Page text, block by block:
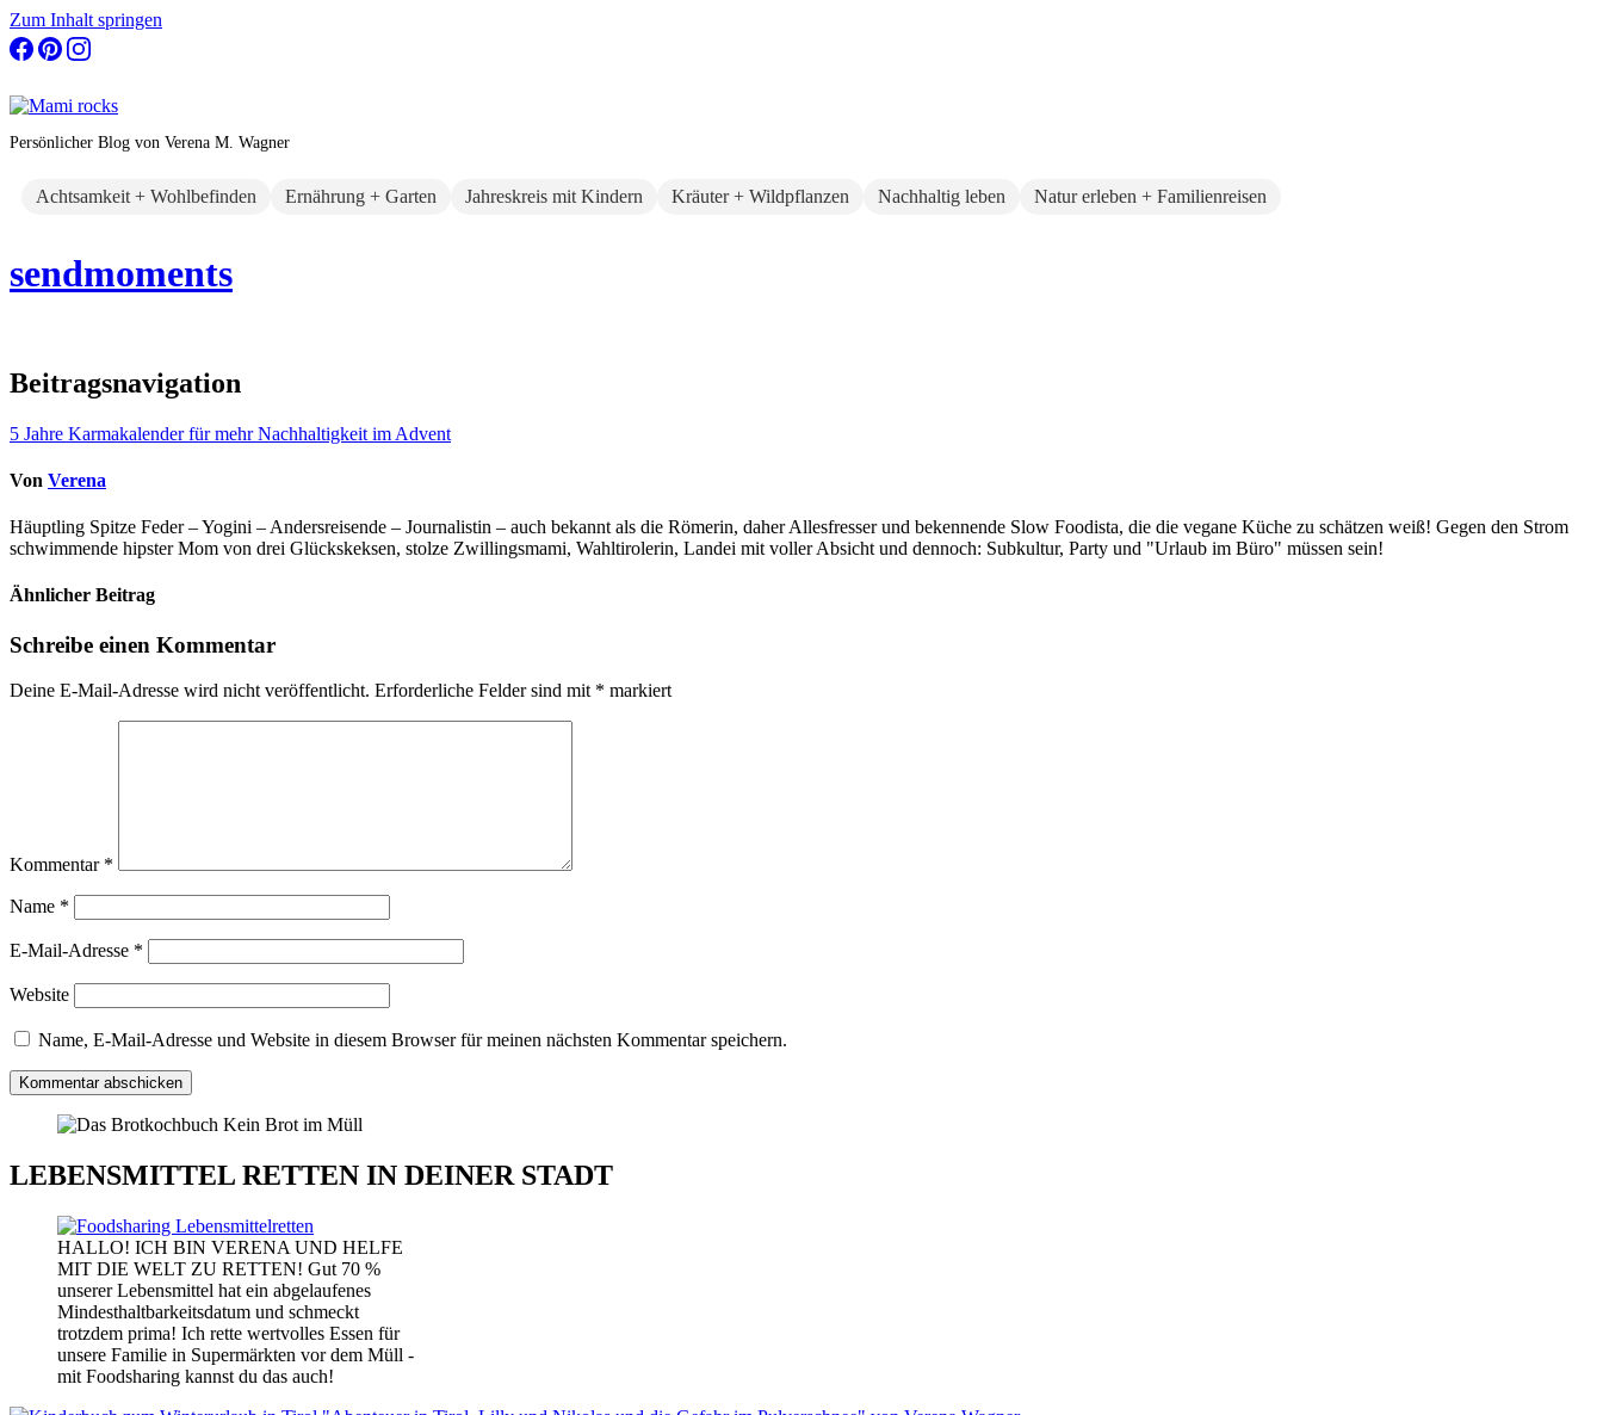
Zum Inhalt springen
Persönlicher Blog von Verena M. Wagner
Achtsamkeit + Wohlbefinden Ernährung + Garten Jahreskreis mit Kindern Kräuter + Wildpflanzen Nachhaltig leben Natur erleben + Familienreisen
sendmoments
Beitragsnavigation
5 Jahre Karmakalender für mehr Nachhaltigkeit im Advent
Von Verena
Häuptling Spitze Feder – Yogini – Andersreisende – Journalistin – auch bekannt als die Römerin, daher Allesfresser und bekennende Slow Foodista, die die vegane Küche zu schätzen weiß! Gegen den Strom
schwimmende hipster Mom von drei Glückskeksen, stolze Zwillingsmami, Wahltirolerin, Landei mit voller Absicht und dennoch: Subkultur, Party und "Urlaub im Büro" müssen sein!
Ähnlicher Beitrag
Schreibe einen Kommentar
Deine E-Mail-Adresse wird nicht veröffentlicht. Erforderliche Felder sind mit * markiert
Kommentar *
Name *
E-Mail-Adresse *
Website
Name, E-Mail-Adresse und Website in diesem Browser für meinen nächsten Kommentar speichern.
LEBENSMITTEL RETTEN IN DEINER STADT
HALLO! ICH BIN VERENA UND HELFE
MIT DIE WELT ZU RETTEN! Gut 70 %
unserer Lebensmittel hat ein abgelaufenes
Mindesthaltbarkeitsdatum und schmeckt
trotzdem prima! Ich rette wertvolles Essen für
unsere Familie in Supermärkten vor dem Müll -
mit Foodsharing kannst du das auch!